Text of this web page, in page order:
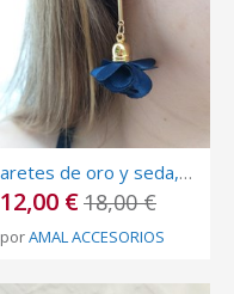
aretes de oro y seda, azul oscuro. Pendientes. (oro 14 k)
12,00 €18,00 €
porAMAL ACCESORIOS